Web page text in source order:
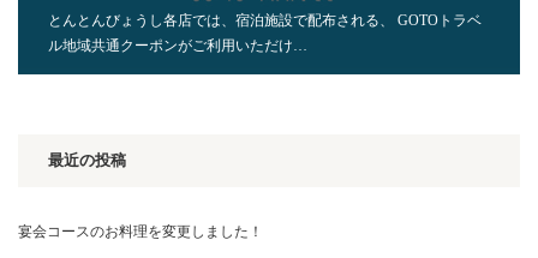
とんとんびょうし各店では、宿泊施設で配布される、 GOTOトラベ
ル地域共通クーポンがご利用いただけ…
最近の投稿
宴会コースのお料理を変更しました！